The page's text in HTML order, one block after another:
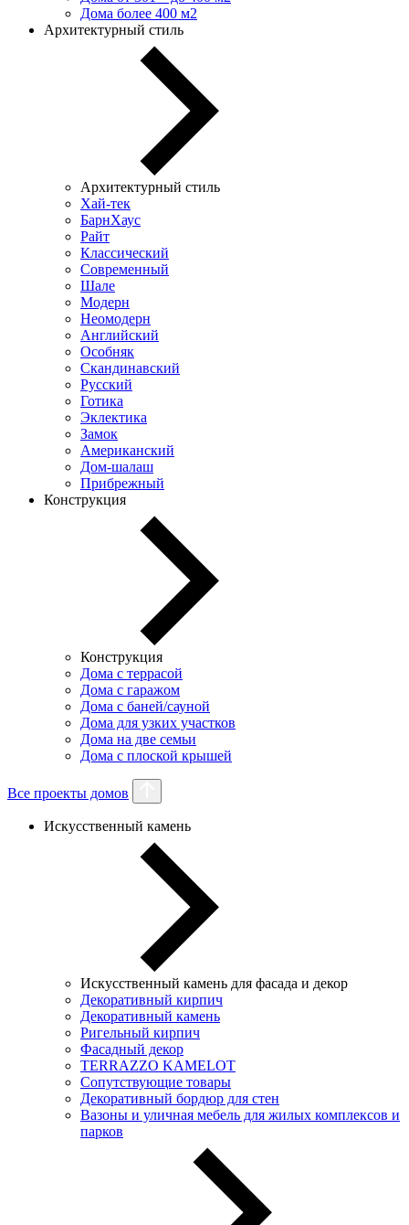
Дома более 400 м2
Архитектурный стиль
Архитектурный стиль
Хай-тек
БарнХаус
Райт
Классический
Современный
Шале
Модерн
Неомодерн
Английский
Особняк
Скандинавский
Русский
Готика
Эклектика
Замок
Американский
Дом-шалаш
Прибрежный
Конструкция
Конструкция
Дома с террасой
Дома с гаражом
Дома с баней/сауной
Дома для узких участков
Дома на две семьи
Дома с плоской крышей
Все проекты домов
Искусственный камень
Искусственный камень для фасада и декор
Декоративный кирпич
Декоративный камень
Ригельный кирпич
Фасадный декор
TERRAZZO KAMELOT
Сопутствующие товары
Декоративный бордюр для стен
Вазоны и уличная мебель для жилых комплексов и
парков